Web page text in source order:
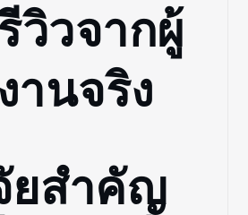
วิวจากผู้
านจริง
ยสำคัญ